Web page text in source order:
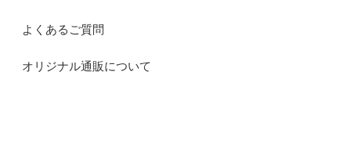
よくあるご質問
オリジナル通販について